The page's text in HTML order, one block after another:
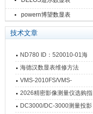
powern博望数显表
技术文章
ND780 ID：520010-01海
德汉数显表故障维修内容
海德汉数显表维修方法
VMS-2010FS/VMS-
3020FS/VMS-4030FS手动
影像测量仪技术参数
2026精密影像测量仪选购指
南 靠谱品牌一站式选型推荐
DC3000/DC-3000测量投影